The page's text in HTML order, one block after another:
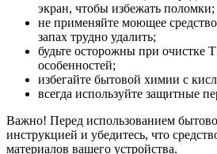
экран, чтобы избежать поломки;
не применяйте моющее
запах трудно удалить;
будьте осторожны при очистке
особенностей;
избегайте бытовой химии с
всегда используйте защитные
Важно! Перед использованием
инструкцией и убедитесь, что
материалов вашего устройства.